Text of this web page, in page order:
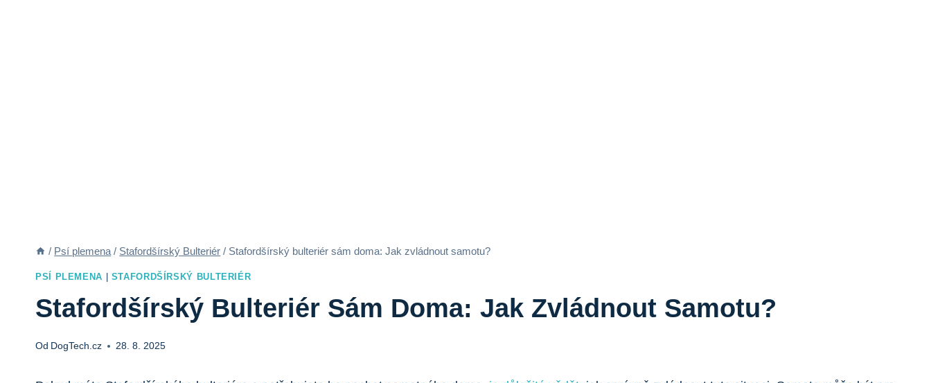
/ Psí plemena / Stafordšírský Bulteriér / Stafordšírský bulteriér sám doma: Jak zvládnout samotu?
PSÍ PLEMENA STAFORDŠÍRSKÝ BULTERIÉR
Stafordšírský Bulteriér Sám Doma: Jak Zvládnout Samotu?
Od DogTech.cz 28. 8. 2025